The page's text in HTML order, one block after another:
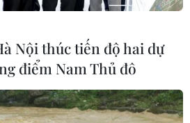
mỗi ngày
tư duy mới về
mạnh
Nội thúc tiến độ hai dự
điểm Nam Thủ đô